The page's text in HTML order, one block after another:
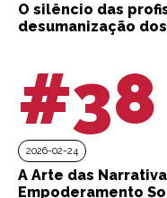
O silêncio das
desumanização
#38
2026-02-24
A Arte das
Empoderamento